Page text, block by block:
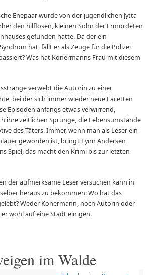
Ehepaar wurde von der jugendlichen Jytta
den hilflosen, kleinen Sohn der Ermordeten
gefunden hatte. Da der ein
hat, fällt er als Zeuge für die Polizei
Was hat Konermanns Frau mit diesem
verwebt die Autorin zu einer
bei der sich immer wieder neue Facetten
Episoden anfangs etwas verwirrend,
ihre zeitlichen Sprünge, die Lebensumstände
des Täters. Immer, wenn man als Leser ein
geworden ist, bringt Lynn Andersen
Spiel, das macht den Krimi bis zur letzten
der aufmerksame Leser versuchen kann in
heraus zu bekommen: Wo hat das
Weder Konermann, noch Autorin oder
wohl auf eine Stadt einigen.
im Walde